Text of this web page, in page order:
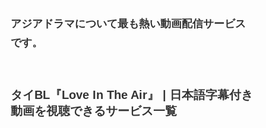
アジアドラマについて最も熱い動画配信サービス
です。
タイBL『Love In The Air』 | 日本語字幕付き
動画を視聴できるサービス一覧